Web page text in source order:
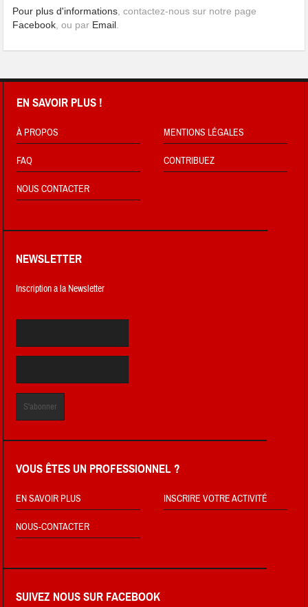
Pour plus d'informations , contactez-nous sur notre page
Facebook , ou par Email
EN SAVOIR PLUS !
À PROPOS MENTIONS LÉGALES
FAQ CONTRIBUEZ
NOUS CONTACTER
NEWSLETTER
Inscription a la Newsletter
VOUS ÊTES UN PROFESSIONNEL ?
EN SAVOIR PLUS INSCRIRE VOTRE ACTIVITÉ
NOUS-CONTACTER
SUIVEZ NOUS SUR FACEBOOK